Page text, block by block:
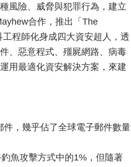
風險、威脅與犯罪行為，建立
合作，推出「The
程師化身成四大資安超人，透
、惡意程式、殭屍網路、病毒
用最適化資安解決方案，來建
，幾乎佔了全球電子郵件數量
魚攻擊方式中的1%，但隨著